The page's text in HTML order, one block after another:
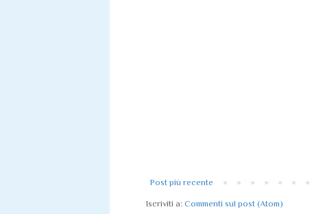
Post più recente
Iscriviti a: Commenti sul post (Atom)